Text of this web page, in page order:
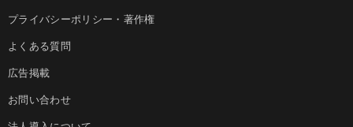
プライバシーポリシー・著作権
よくある質問
広告掲載
お問い合わせ